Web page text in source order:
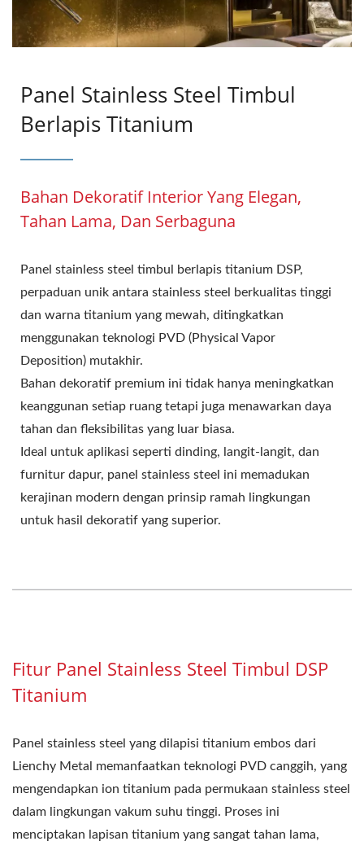
Panel Stainless Steel Timbul
Berlapis Titanium
Bahan Dekoratif Interior Yang Elegan,
Tahan Lama, Dan Serbaguna
Panel stainless steel timbul berlapis titanium DSP,
perpaduan unik antara stainless steel berkualitas tinggi
dan warna titanium yang mewah, ditingkatkan
menggunakan teknologi PVD (Physical Vapor
Deposition) mutakhir.
Bahan dekoratif premium ini tidak hanya meningkatkan
keanggunan setiap ruang tetapi juga menawarkan daya
tahan dan fleksibilitas yang luar biasa.
Ideal untuk aplikasi seperti dinding, langit-langit, dan
furnitur dapur, panel stainless steel ini memadukan
kerajinan modern dengan prinsip ramah lingkungan
untuk hasil dekoratif yang superior.
Fitur Panel Stainless Steel Timbul DSP
Titanium
Panel stainless steel yang dilapisi titanium embos dari
Lienchy Metal memanfaatkan teknologi PVD canggih, yang
mengendapkan ion titanium pada permukaan stainless steel
dalam lingkungan vakum suhu tinggi. Proses ini
menciptakan lapisan titanium yang sangat tahan lama,